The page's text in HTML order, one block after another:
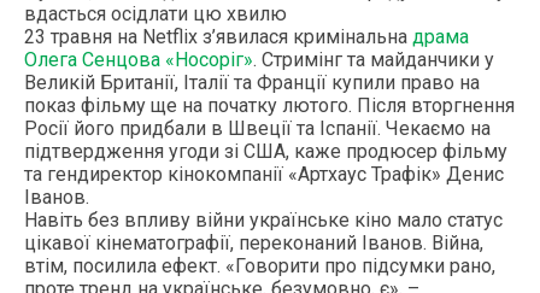
вдасться осідлати цю хвилю
23 травня на Netflix з’явилася кримінальна драма
Олега Сенцова «Носоріг». Стримінг та майданчики у
Великій Британії, Італії та Франції купили право на
показ фільму ще на початку лютого. Після вторгнення
Росії його придбали в Швеції та Іспанії. Чекаємо на
підтвердження угоди зі США, каже продюсер фільму
та гендиректор кінокомпанії «Артхаус Трафік» Денис
Іванов.
Навіть без впливу війни українське кіно мало статус
цікавої кінематографії, переконаний Іванов. Війна,
втім, посилила ефект. «Говорити про підсумки рано,